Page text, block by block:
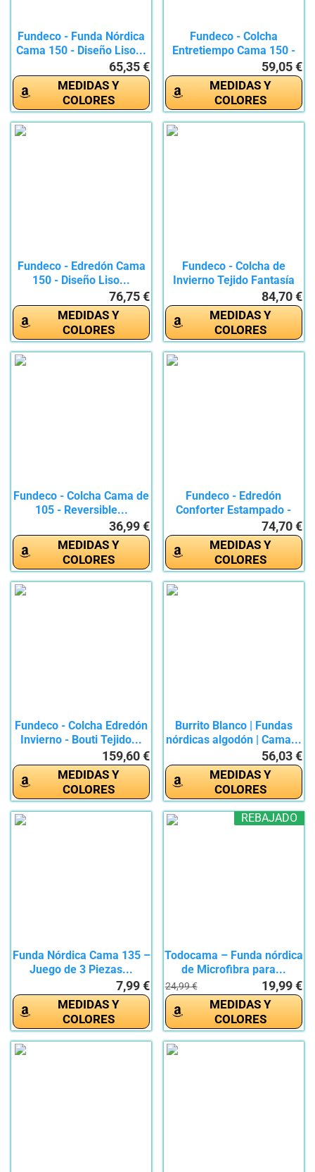
Fundeco - Funda Nórdica
Cama 150 - Diseño Liso...
65,35 €
MEDIDAS Y
COLORES
Fundeco - Colcha
Entretiempo Cama 150 -
59,05 €
MEDIDAS Y
COLORES
Fundeco - Edredón Cama
150 - Diseño Liso...
76,75 €
MEDIDAS Y
COLORES
Fundeco - Colcha de
Invierno Tejido Fantasía
84,70 €
MEDIDAS Y
COLORES
Fundeco - Colcha Cama de
105 - Reversible...
36,99 €
MEDIDAS Y
COLORES
Fundeco - Edredón
Conforter Estampado -
Colcha de...74,70 €
MEDIDAS Y
COLORES
Fundeco - Colcha Edredón
Invierno - Bouti Tejido...
159,60 €
MEDIDAS Y
COLORES
Burrito Blanco | Fundas
nórdicas algodón | Cama...
56,03 €
MEDIDAS Y
COLORES
Funda Nórdica Cama 135 –
Juego de 3 Piezas...
7,99 €
MEDIDAS Y
COLORES
REBAJADO
Todocama – Funda nórdica
de Microfibra para...
24,99 € 19,99 €
MEDIDAS Y
COLORES